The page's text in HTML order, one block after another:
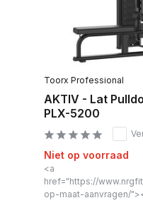
Toorx Professional
AKTIV - Lat
PLX-5200
Niet op voorraad
<a
href="https://
op-maat-aanvragen/